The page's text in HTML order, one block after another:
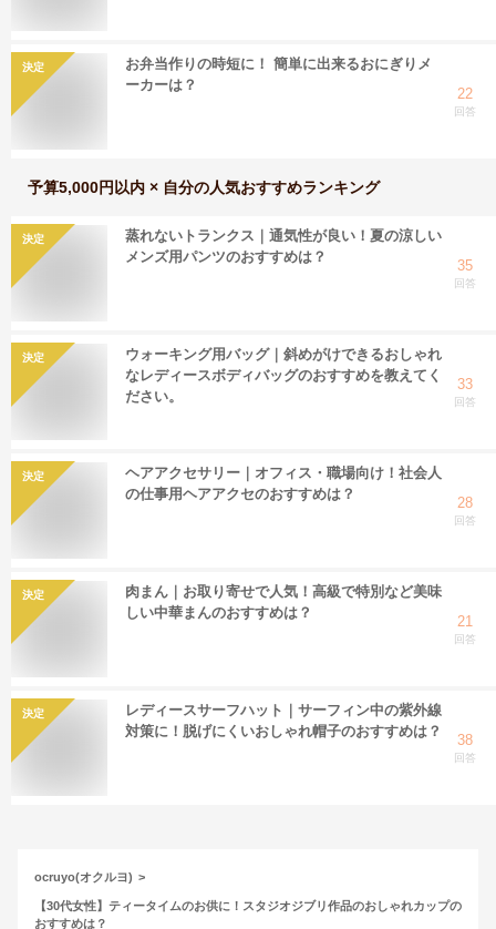
決定
お弁当作りの時短に！ 簡単に出来るおにぎりメ
ーカーは？
22
回答
予算5,000円以内 × 自分の人気おすすめランキング
決定
蒸れないトランクス｜通気性が良い！夏の涼しい
メンズ用パンツのおすすめは？
35
回答
決定
ウォーキング用バッグ｜斜めがけできるおしゃれ
なレディースボディバッグのおすすめを教えてく
ださい。
33
回答
決定
ヘアアクセサリー｜オフィス・職場向け！社会人
の仕事用ヘアアクセのおすすめは？
28
回答
決定
肉まん｜お取り寄せで人気！高級で特別など美味
しい中華まんのおすすめは？
21
回答
決定
レディースサーフハット｜サーフィン中の紫外線
対策に！脱げにくいおしゃれ帽子のおすすめは？
38
回答
ocruyo(オクルヨ)
【30代女性】ティータイムのお供に！スタジオジブリ作品のおしゃれカップの
おすすめは？